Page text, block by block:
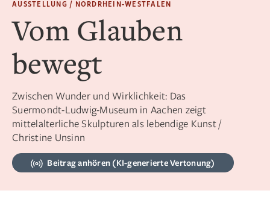
AUSSTELLUNG / NORDRHEIN-WESTFALEN
Vom Glauben
bewegt
Zwischen Wunder und Wirklichkeit: Das
Suermondt-Ludwig-Museum in Aachen zeigt
mittelalterliche Skulpturen als lebendige Kunst /
Christine Unsinn
Beitrag anhören (KI-generierte Vertonung)